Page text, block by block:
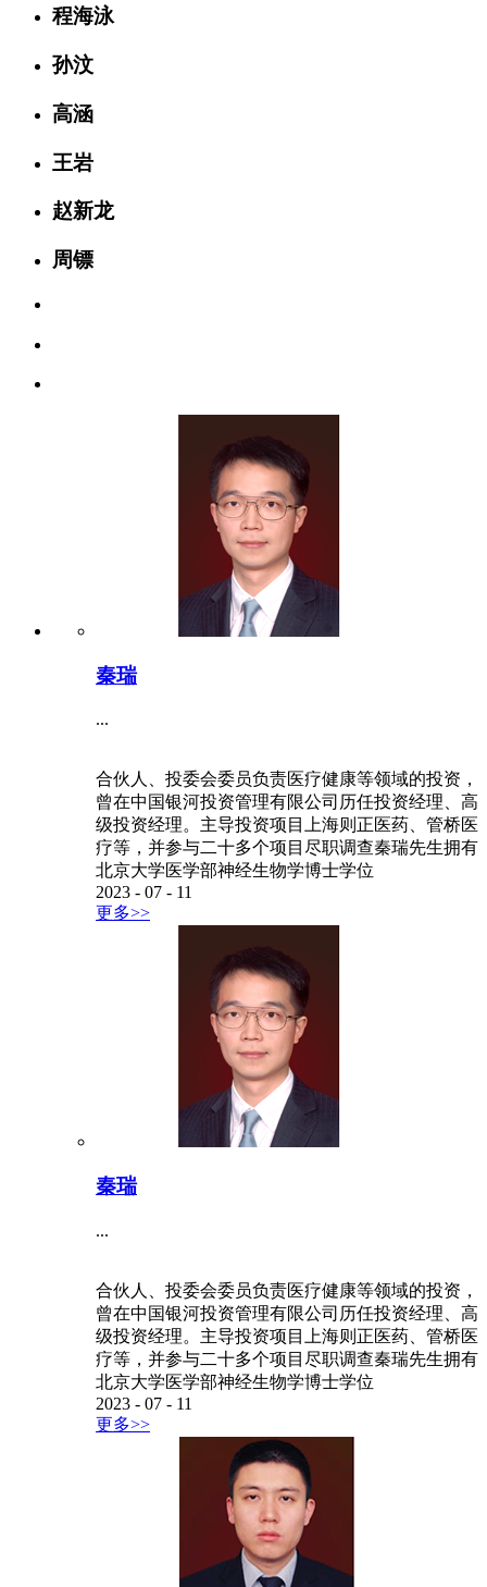
程海泳
孙汶
高涵
王岩
赵新龙
周镖
秦瑞
...
合伙人、投委会委员负责医疗健康等领域的投资，
曾在中国银河投资管理有限公司历任投资经理、高
级投资经理。主导投资项目上海则正医药、管桥医
疗等，并参与二十多个项目尽职调查秦瑞先生拥有
北京大学医学部神经生物学博士学位
2023 - 07 - 11
更多>>
秦瑞
...
合伙人、投委会委员负责医疗健康等领域的投资，
曾在中国银河投资管理有限公司历任投资经理、高
级投资经理。主导投资项目上海则正医药、管桥医
疗等，并参与二十多个项目尽职调查秦瑞先生拥有
北京大学医学部神经生物学博士学位
2023 - 07 - 11
更多>>